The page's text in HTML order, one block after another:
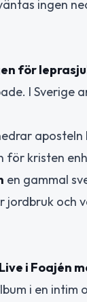
ingen
för
I Sverige
för kristen
en gammal
jordbruk och
Live i Foajén
i en intim